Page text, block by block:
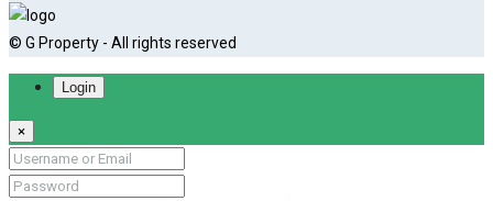
© G Property - All rights reserved
Login
×